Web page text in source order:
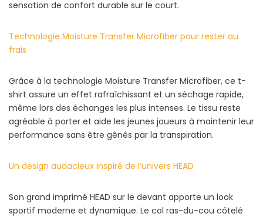
sensation de confort durable sur le court.
Technologie Moisture Transfer Microfiber pour rester au
frais
Grâce à la technologie Moisture Transfer Microfiber, ce t-
shirt assure un effet rafraîchissant et un séchage rapide,
même lors des échanges les plus intenses. Le tissu reste
agréable à porter et aide les jeunes joueurs à maintenir leur
performance sans être gênés par la transpiration.
Un design audacieux inspiré de l’univers HEAD
Son grand imprimé HEAD sur le devant apporte un look
sportif moderne et dynamique. Le col ras-du-cou côtelé